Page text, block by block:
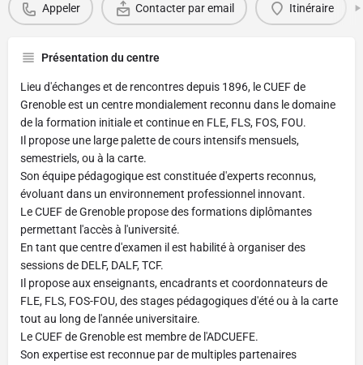
Appeler Contacter par email Itinéraire
Présentation du centre
Lieu d'échanges et de rencontres depuis 1896, le CUEF de
Grenoble est un centre mondialement reconnu dans le domaine
de la formation initiale et continue en FLE, FLS, FOS, FOU.
Il propose une large palette de cours intensifs mensuels,
semestriels, ou à la carte.
Son équipe pédagogique est constituée d'experts reconnus,
évoluant dans un environnement professionnel innovant.
Le CUEF de Grenoble propose des formations diplômantes
permettant l'accès à l'université.
En tant que centre d'examen il est habilité à organiser des
sessions de DELF, DALF, TCF.
Il propose aux enseignants, encadrants et coordonnateurs de
FLE, FLS, FOS-FOU, des stages pédagogiques d'été ou à la carte
tout au long de l'année universitaire.
Le CUEF de Grenoble est membre de l'ADCUEFE.
Son expertise est reconnue par de multiples partenaires